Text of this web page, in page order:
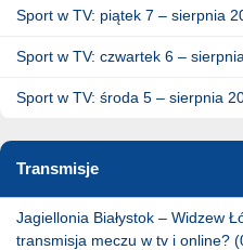
Sport w TV: piątek 7 – sierpnia
Sport w TV: czwartek 6 –
Sport w TV: środa 5 – sierpnia
Transmisje
Jagiellonia Białystok – Widzew
transmisja meczu w tv i online?